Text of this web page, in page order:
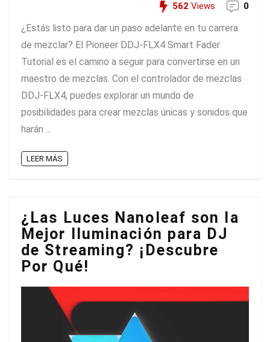
562 Views 0
¿Estás listo para dar un paso adelante en tu carrera
de mezclar? El Pioneer DDJ-FLX4 Smart Fader
Tutorial es el camino a seguir para convertirse en un
maestro de mezclas. Con el controlador de mezclas
DDJ-FLX4, puedes explorar un mundo de
posibilidades para crear mezclas únicas y sonidos que
harán ...
LEER MÁS
¿Las Luces Nanoleaf son la
Mejor Iluminación para DJ
de Streaming? ¡Descubre
Por Qué!